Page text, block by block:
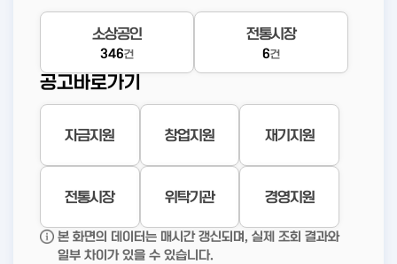
소상공인
346건
전통시장
6건
공고바로가기
자금지원 창업지원 재기지원
전통시장 위탁기관 경영지원
본 화면의 데이터는 매시간 갱신되며, 실제 조회 결과와
일부 차이가 있을 수 있습니다.